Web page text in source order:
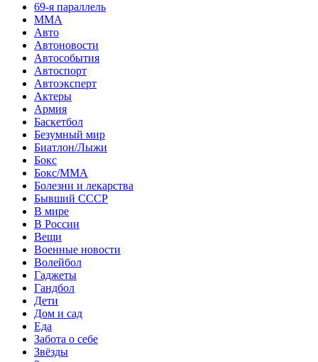
69-я параллель
MMA
Авто
Автоновости
Автособытия
Автоспорт
Автоэксперт
Актеры
Армия
Баскетбол
Безумный мир
Биатлон/Лыжи
Бокс
Бокс/MMA
Болезни и лекарства
Бывший СССР
В мире
В России
Вещи
Военные новости
Волейбол
Гаджеты
Гандбол
Дети
Дом и сад
Еда
Забота о себе
Звёзды